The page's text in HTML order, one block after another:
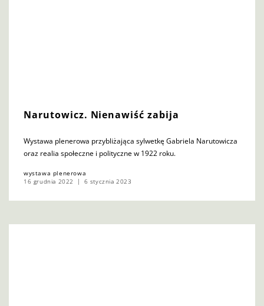
Narutowicz. Nienawiść zabija
Wystawa plenerowa przybliżająca sylwetkę Gabriela Narutowicza
oraz realia społeczne i polityczne w 1922 roku.
wystawa plenerowa
16 grudnia 2022
6 stycznia 2023